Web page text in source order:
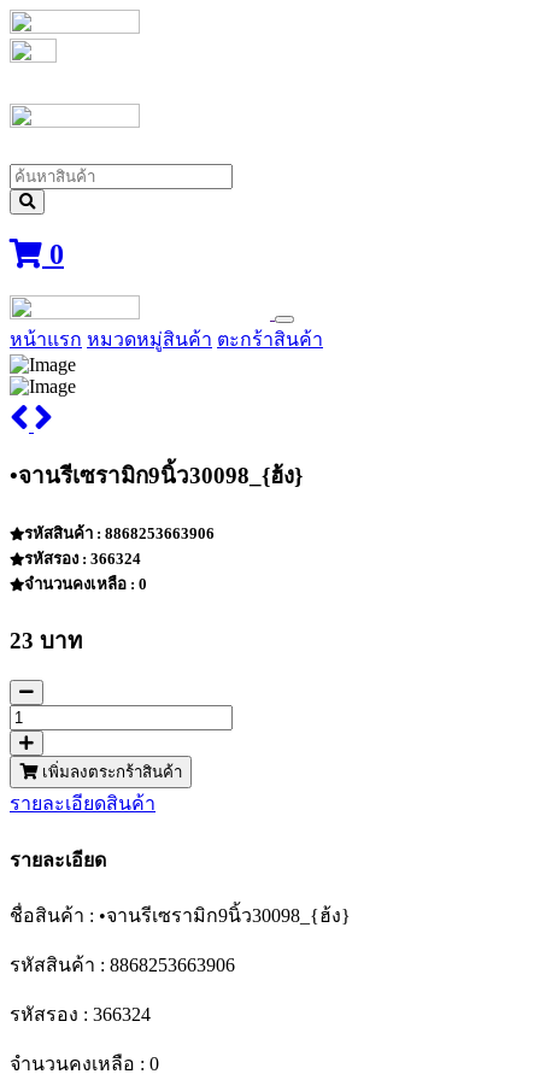
0
หน้าแรก หมวดหมู่สินค้า ตะกร้าสินค้า
•จานรีเซรามิก9นิ้ว30098_{ฮ้ง}
รหัสสินค้า : 8868253663906
รหัสรอง : 366324
จำนวนคงเหลือ : 0
23 บาท
เพิ่มลงตระกร้าสินค้า
รายละเอียดสินค้า
รายละเอียด
ชื่อสินค้า : •จานรีเซรามิก9นิ้ว30098_{ฮ้ง}
รหัสสินค้า : 8868253663906
รหัสรอง : 366324
จำนวนคงเหลือ : 0